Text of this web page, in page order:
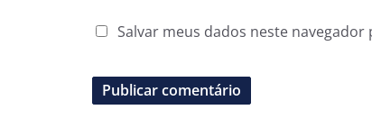
Salvar meus dados neste